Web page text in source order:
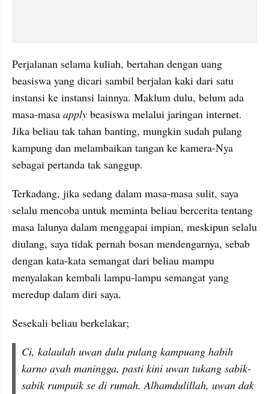
Perjalanan selama kuliah, bertahan dengan uang
beasiswa yang dicari sambil berjalan kaki dari satu
instansi ke instansi lainnya. Maklum dulu, belum ada
masa-masa apply beasiswa melalui jaringan internet.
Jika beliau tak tahan banting, mungkin sudah pulang
kampung dan melambaikan tangan ke kamera-Nya
sebagai pertanda tak sanggup.
Terkadang, jika sedang dalam masa-masa sulit, saya
selalu mencoba untuk meminta beliau bercerita tentang
masa lalunya dalam menggapai impian, meskipun selalu
diulang, saya tidak pernah bosan mendengarnya, sebab
dengan kata-kata semangat dari beliau mampu
menyalakan kembali lampu-lampu semangat yang
meredup dalam diri saya.
Sesekali beliau berkelakar;
Ci, kalaulah uwan dulu pulang kampuang habih
karno ayah maningga, pasti kini uwan tukang sabik-
sabik rumpuik se di rumah. Alhamdulillah, uwan dak